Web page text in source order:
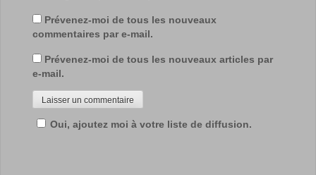
Prévenez-moi de tous les nouveaux
commentaires par e-mail.
Prévenez-moi de tous les nouveaux articles par
e-mail.
Oui, ajoutez moi à votre liste de diffusion.